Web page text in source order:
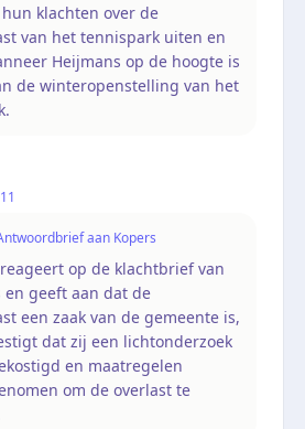
klachten over de
van het tennispark uiten en
Heijmans op de hoogte is
de winteropenstelling van het
aan Kopers
op de klachtbrief van
en geeft aan dat de
een zaak van de gemeente is,
dat zij een lichtonderzoek
en maatregelen
om de overlast te